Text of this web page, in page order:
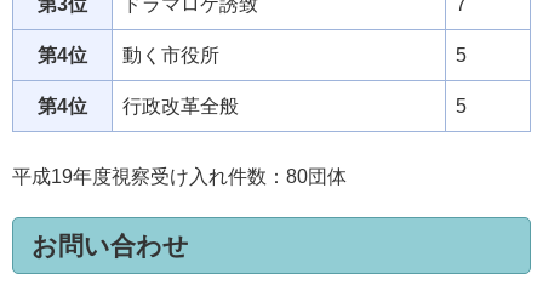
第3位 ドラマロケ誘致 7
第4位 動く市役所 5
第4位 行政改革全般 5
平成19年度視察受け入れ件数：80団体
お問い合わせ